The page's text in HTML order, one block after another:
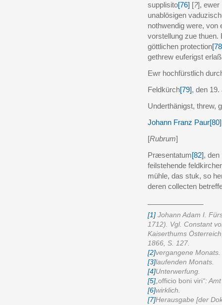
supplisito[76] [?], ewer
unablösigen
nothwendig were, von
vorstellung zue thuen.
göttlichen protection
gethrew euferigst
Ewr hochfürstlich
Feldkürch[79], den 19.
Underthänigst, threw,
Johann Franz Paur[80]
[Rubrum]
Præsentatum[82], den
feilstehende
mühle, das stuk, so
deren collecten
[1] Johann Adam I.
1712). Vgl. Constant
Kaiserthums
1866, S. 127.
[2]vergangene Monats.
[3]laufenden Monats.
[4]Unterwerfung.
[5]„officio boni viri“:
[6]wirklich.
[7]Herausgabe [der